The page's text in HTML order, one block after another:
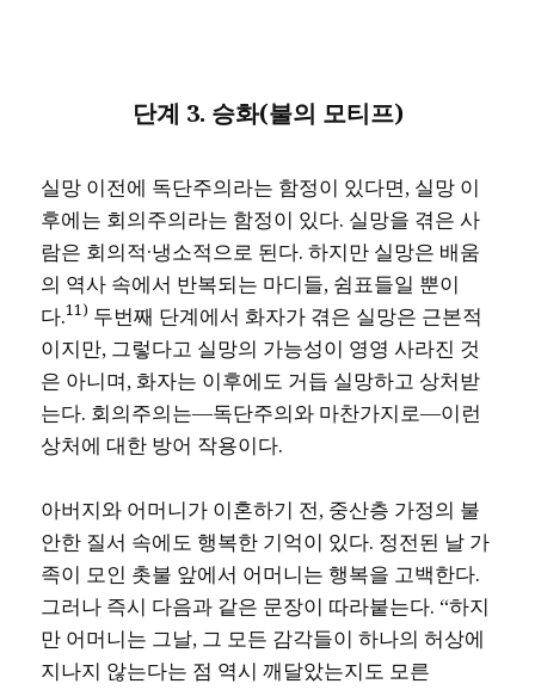
단계 3. 승화(불의 모티프)
실망 이전에 독단주의라는 함정이 있다면, 실망 이
후에는 회의주의라는 함정이 있다. 실망을 겪은 사
람은 회의적·냉소적으로 된다. 하지만 실망은 배움
의 역사 속에서 반복되는 마디들, 쉼표들일 뿐이
다.11) 두번째 단계에서 화자가 겪은 실망은 근본적
이지만, 그렇다고 실망의 가능성이 영영 사라진 것
은 아니며, 화자는 이후에도 거듭 실망하고 상처받
는다. 회의주의는―독단주의와 마찬가지로―이런
상처에 대한 방어 작용이다.
아버지와 어머니가 이혼하기 전, 중산층 가정의 불
안한 질서 속에도 행복한 기억이 있다. 정전된 날 가
족이 모인 촛불 앞에서 어머니는 행복을 고백한다.
그러나 즉시 다음과 같은 문장이 따라붙는다. “하지
만 어머니는 그날, 그 모든 감각들이 하나의 허상에
지나지 않는다는 점 역시 깨달았는지도 모른